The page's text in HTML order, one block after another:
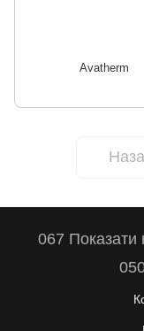
Avatherm
067 Показати